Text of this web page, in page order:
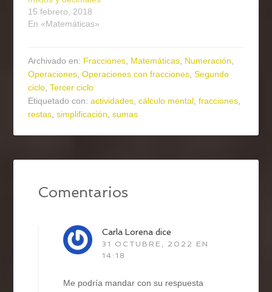
15 febrero, 2018
En «Matemáticas»
Archivado en: Fracciones Matemáticas Numeración
Operaciones ,Operaciones con fracciones ,Segundo
ciclo ,Tercer ciclo
Etiquetado con:actividades ,cálculo mental ,fracciones
restas ,simplificación ,sumas
Comentarios
Carla Lorena dice
31 OCTUBRE, 2022 EN
14:18
Me podría mandar con su respuesta